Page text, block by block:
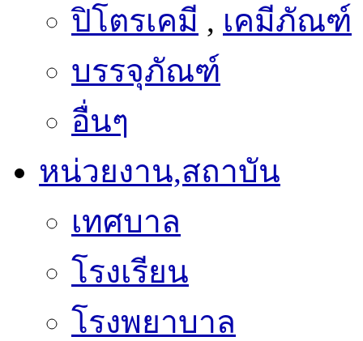
ปิโตรเคมี , เคมีภัณฑ์
บรรจุภัณฑ์
อื่นๆ
หน่วยงาน,สถาบัน
เทศบาล
โรงเรียน
โรงพยาบาล